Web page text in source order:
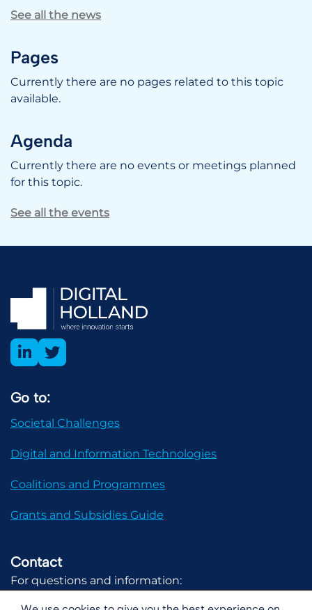
See all the news
Pages
Currently there are no pages related to this topic
available.
Agenda
Currently there are no events or meetings planned
for this topic.
See all the events
Go to:
Societal Challenges
Digital and Information Technologies
Coalitions and Programmes
Grants and Subsidies Guide
Contact
For questions and information: